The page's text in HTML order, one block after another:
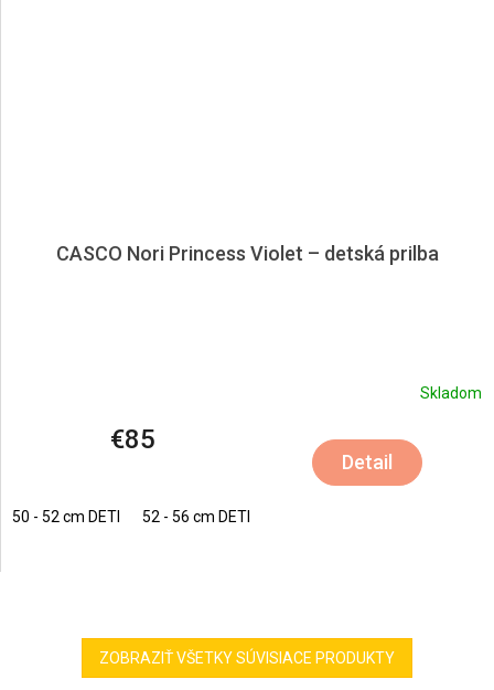
CASCO Nori Princess Violet – detská prilba
Skladom
€85
Detail
50 - 52 cm DETI 52 - 56 cm DETI
ZOBRAZIŤ VŠETKY SÚVISIACE PRODUKTY